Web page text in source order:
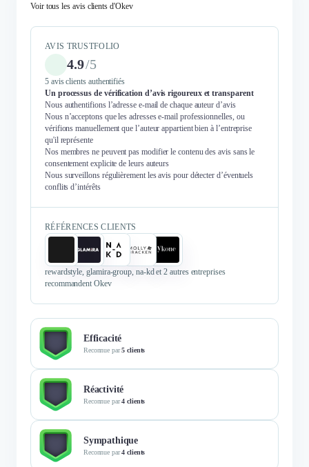
Voir tous les avis clients d'Okev
AVIS TRUSTFOLIO
4.9/5
5 avis clients authentifiés
Un processus de vérification d’avis rigoureux et transparent
Nous authentifions l’adresse e-mail de chaque auteur d’avis
Nous n’acceptons que les adresses e-mail professionnelles, ou
vérifions manuellement que l’auteur appartient bien à l’entreprise
qu'il représente
Nos membres ne peuvent pas modifier le contenu des avis sans le
consentement explicite de leurs auteurs
Nous surveillons régulièrement les avis pour détecter d’éventuels
conflits d’intérêts
RÉFÉRENCES CLIENTS
rewardstyle, glamira-group, na-kd et 2 autres entreprises
recommandent Okev
Efficacité
Reconnue par5 clients
Réactivité
Reconnue par4 clients
Sympathique
Reconnue par4 clients